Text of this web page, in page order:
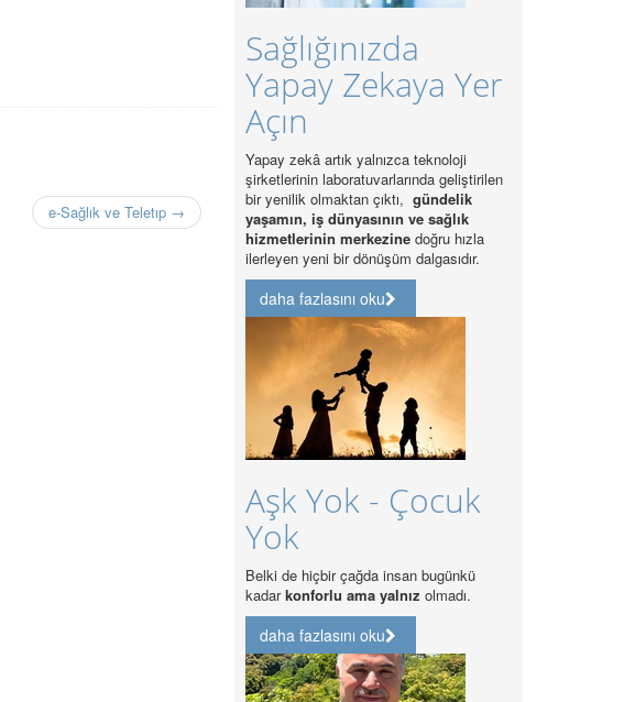
e-Sağlık ve Teletıp →
Sağlığınızda
Yapay Zekaya Yer
Açın
Yapay zekâ artık yalnızca teknoloji
şirketlerinin laboratuvarlarında geliştirilen
bir yenilik olmaktan çıktı, gündelik
yaşamın, iş dünyasının ve sağlık
hizmetlerinin merkezine doğru hızla
ilerleyen yeni bir dönüşüm dalgasıdır.
daha fazlasını oku
Aşk Yok - Çocuk
Yok
Belki de hiçbir çağda insan bugünkü
kadarkonforlu ama yalnız olmadı.
daha fazlasını oku